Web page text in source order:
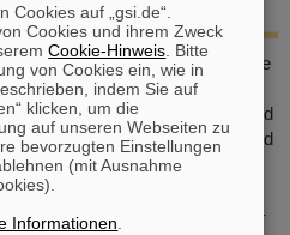
bietet eine übersichtliche
sowie ausreichend
attraktiven Bildern von GSI und
durchs ganze Jahr. GSI- und
Kalender direkt im Foyer oder
abholen. Externe
Post: Bitte senden Sie eine E-
Cookies auf „gsi.de“.
Cookies und ihrem Zweck
Cookie-Hinweis . Bitte
von Cookies ein, wie in
indem Sie auf
klicken, um die
auf unseren Webseiten zu
bevorzugten Einstellungen
(mit Ausnahme
Informationen